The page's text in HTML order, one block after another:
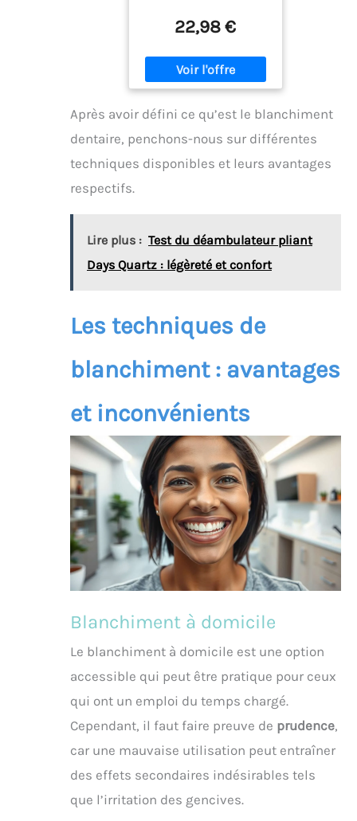
22,98 €
Après avoir défini ce qu’est le blanchiment
dentaire, penchons-nous sur différentes
techniques disponibles et leurs avantages
respectifs.
Lire plus : Test du déambulateur pliant
Days Quartz : légèreté et confort
Les techniques de
blanchiment : avantages
et inconvénients
Blanchiment à domicile
Le blanchiment à domicile est une option
accessible qui peut être pratique pour ceux
qui ont un emploi du temps chargé.
Cependant, il faut faire preuve de prudence,
car une mauvaise utilisation peut entraîner
des effets secondaires indésirables tels
que l’irritation des gencives.